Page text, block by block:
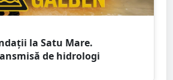
la Satu Mare.
de hidrologi